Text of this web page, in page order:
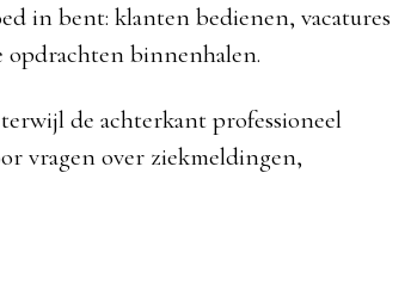
in bent: klanten bedienen, vacatures
binnenhalen.
de achterkant professioneel
vragen over ziekmeldingen,